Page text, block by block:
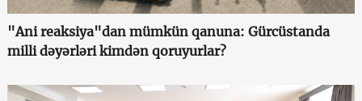
"Ani reaksiya"dan mümkün qanuna: Gürcüstanda
milli dəyərləri kimdən qoruyurlar?